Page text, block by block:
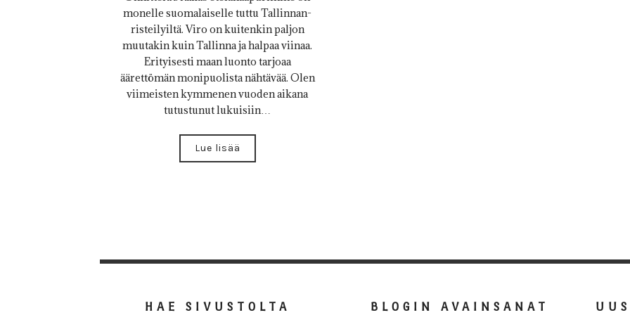
monelle suomalaiselle tuttu Tallinnan-
risteilyiltä. Viro on kuitenkin paljon
muutakin kuin Tallinna ja halpaa viinaa.
Erityisesti maan luonto tarjoaa
äärettömän monipuolista nähtävää. Olen
viimeisten kymmenen vuoden aikana
tutustunut lukuisiin…
Lue lisää
HAE SIVUSTOLTA BLOGIN AVAINSANAT